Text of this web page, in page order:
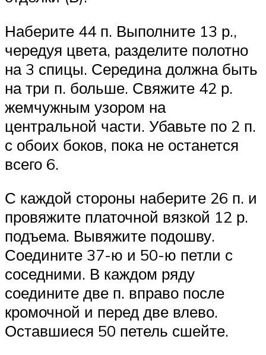
Наберите 44 п. Выполните 13 р.,
чередуя цвета, разделите полотно
на 3 спицы. Середина должна быть
на три п. больше. Свяжите 42 р.
жемчужным узором на
центральной части. Убавьте по 2 п.
с обоих боков, пока не останется
всего 6.
С каждой стороны наберите 26 п. и
провяжите платочной вязкой 12 р.
подъема. Вывяжите подошву.
Соедините 37-ю и 50-ю петли с
соседними. В каждом ряду
соедините две п. вправо после
кромочной и перед две влево.
Оставшиеся 50 петель сшейте.